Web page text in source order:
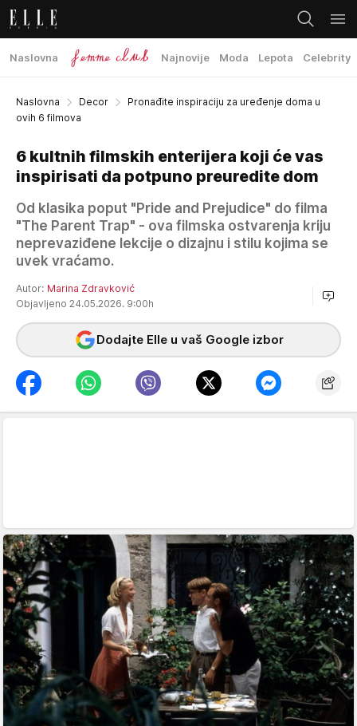
Naslovna Najnovije Moda Lepota Celebrity
Naslovna Decor
Pronađite inspiraciju za uređenje doma u
ovih 6 filmova
6 kultnih filmskih enterijera koji će vas
inspirisati da potpuno preuredite dom
Od klasika poput "Pride and Prejudice" do filma
"The Parent Trap" - ova filmska ostvarenja kriju
neprevaziđene lekcije o dizajnu i stilu kojima se
uvek vraćamo.
Autor: Marina Zdravković
Objavljeno 24.05.2026. 9:00h
Dodajte Elle u vaš Google izbor